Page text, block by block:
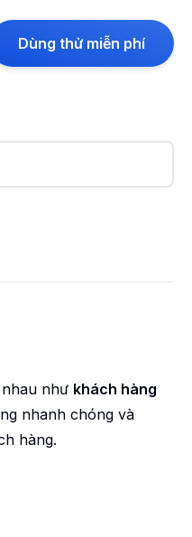
Dùng thử miễn phí
như khách hàng
nhanh chóng và
hàng.